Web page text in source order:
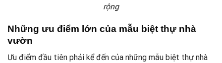
rộng
Những ưu điểm lớn của mẫu biệt thự nhà
vườn
Ưu điểm đầu tiên phải kể đến của những mẫu biệt thự nhà